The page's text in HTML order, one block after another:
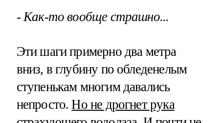
- Как-то вообще страшно...
Эти шаги примерно два метра
вниз, в глубину по обледенелым
ступенькам многим давались
непросто.Но не дрогнет рука